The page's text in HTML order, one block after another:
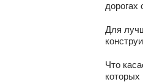
дорогах
Для
Что
которых